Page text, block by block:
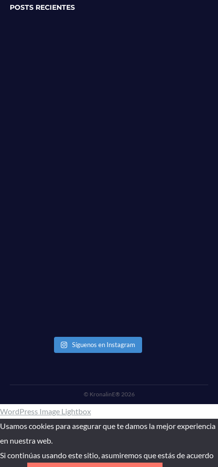
POSTS RECIENTES
Síguenos en Instagram
© KronalinE® 2026
WordPress Image Lightbox
Usamos cookies para asegurar que te damos la mejor experiencia
en nuestra web.
Si continúas usando este sitio, asumiremos que estás de acuerdo